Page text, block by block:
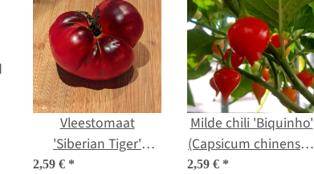
Vleestomaat
'Siberian Tiger'
(Solanum
2,59 € *
Milde chili 'Biquinho'
(Capsicum chinense )
2,59 € *